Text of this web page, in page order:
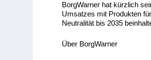
BorgWarner hat kürzlich
Umsatzes mit Produkten
Neutralität bis 2035
Über BorgWarner